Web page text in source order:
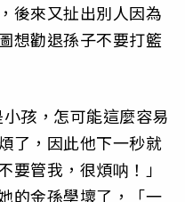
後來又扯出別人因為
想勸退孫子不要打籃
孩，怎可能這麼容易
了，因此他下一秒就
要管我，很煩呐！」
的金孫學壞了，「一